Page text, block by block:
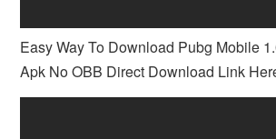
Easy Way To Download Pubg Mobile
Apk No OBB Direct Download Link